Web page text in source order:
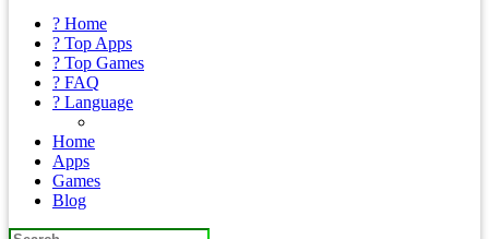
? Home
? Top Apps
? Top Games
? FAQ
? Language
Home
Apps
Games
Blog